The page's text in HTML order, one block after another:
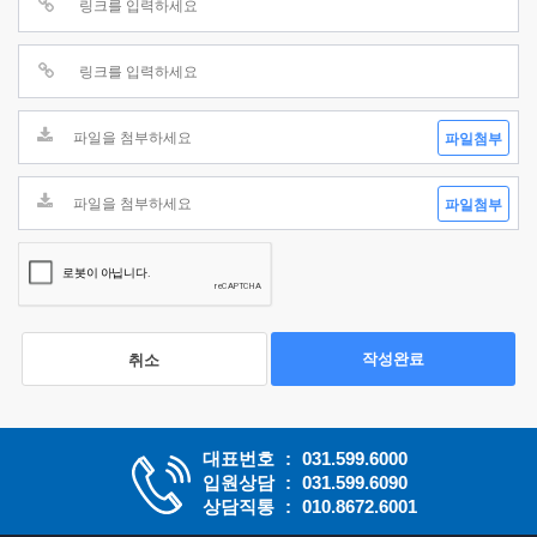
파일첨부
파일첨부
취소 작성완료
대표번호 : 031.599.6000
입원상담 : 031.599.6090
상담직통 : 010.8672.6001